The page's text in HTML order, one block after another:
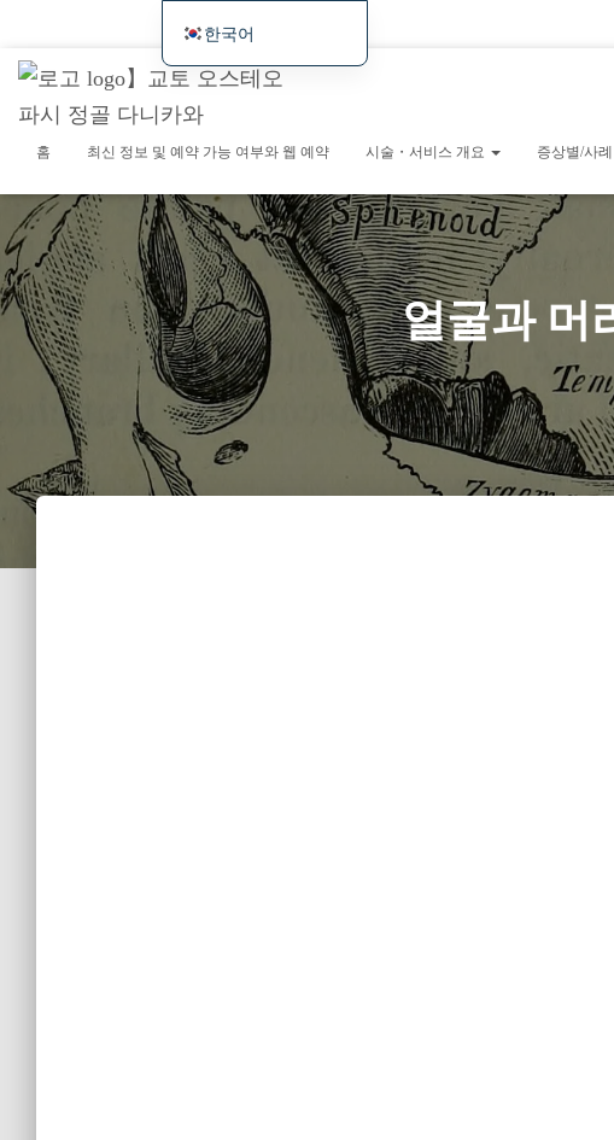
최신 정보 및 예약 가능 여부와 웹 예약
해외 방문객을 위한 최근 시술 사례/연구일지
홈 최신 정보 및 예약 가능 여부와 웹 예약 시술・서비스 개요 증상별/사
얼굴과 머
한국어
日本語
Deutsch
Français
Español
繁體中文
Português (AO90)
简体中文